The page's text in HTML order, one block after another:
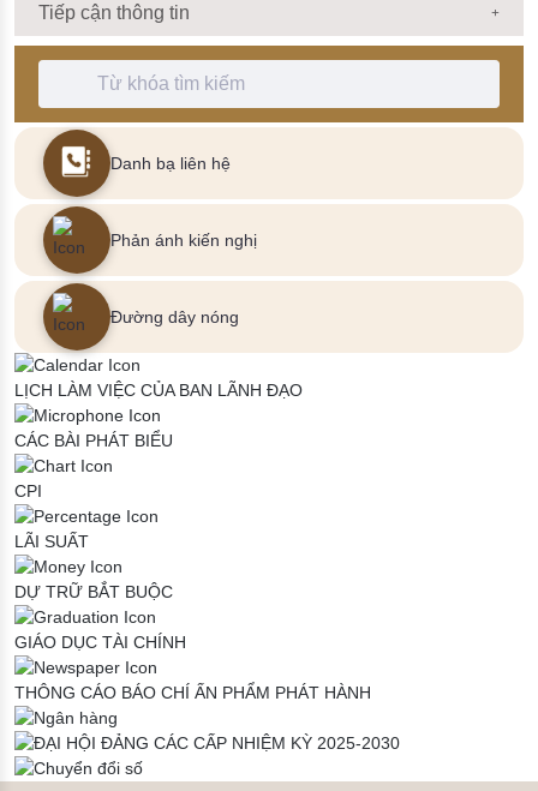
Tiếp cận thông tin
Thanh Tìm kiếm
Danh bạ liên hệ
Phản ánh kiến nghị
Đường dây nóng
LỊCH LÀM VIỆC CỦA BAN LÃNH ĐẠO
CÁC BÀI PHÁT BIỂU
CPI
LÃI SUẤT
DỰ TRỮ BẮT BUỘC
GIÁO DỤC TÀI CHÍNH
THÔNG CÁO BÁO CHÍ ẤN PHẨM PHÁT HÀNH